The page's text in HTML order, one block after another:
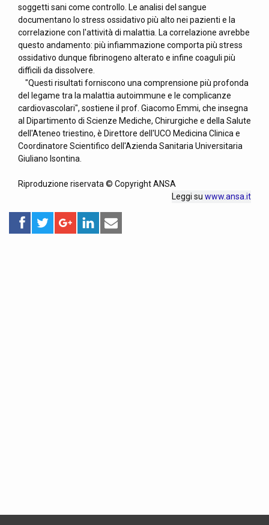
soggetti sani come controllo. Le analisi del sangue
documentano lo stress ossidativo più alto nei pazienti e la
correlazione con l'attività di malattia. La correlazione avrebbe
questo andamento: più infiammazione comporta più stress
ossidativo dunque fibrinogeno alterato e infine coaguli più
difficili da dissolvere.
"Questi risultati forniscono una comprensione più profonda
del legame tra la malattia autoimmune e le complicanze
cardiovascolari", sostiene il prof. Giacomo Emmi, che insegna
al Dipartimento di Scienze Mediche, Chirurgiche e della Salute
dell'Ateneo triestino, è Direttore dell'UCO Medicina Clinica e
Coordinatore Scientifico dell'Azienda Sanitaria Universitaria
Giuliano Isontina.
Riproduzione riservata © Copyright ANSA
Leggi su www.ansa.it